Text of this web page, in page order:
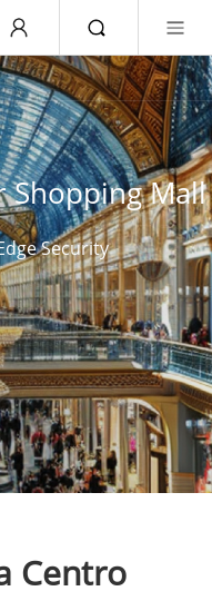
Mall
Security
Centro